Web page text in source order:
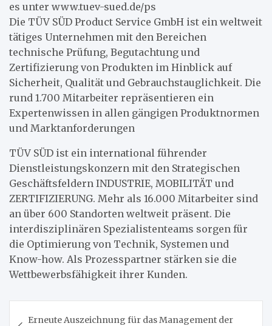
es unter www.tuev-sued.de/ps
Die TÜV SÜD Product Service GmbH ist ein weltweit
tätiges Unternehmen mit den Bereichen
technische Prüfung, Begutachtung und
Zertifizierung von Produkten im Hinblick auf
Sicherheit, Qualität und Gebrauchstauglichkeit. Die
rund 1.700 Mitarbeiter repräsentieren ein
Expertenwissen in allen gängigen Produktnormen
und Marktanforderungen
TÜV SÜD ist ein international führender
Dienstleistungskonzern mit den Strategischen
Geschäftsfeldern INDUSTRIE, MOBILITÄT und
ZERTIFIZIERUNG. Mehr als 16.000 Mitarbeiter sind
an über 600 Standorten weltweit präsent. Die
interdisziplinären Spezialistenteams sorgen für
die Optimierung von Technik, Systemen und
Know-how. Als Prozesspartner stärken sie die
Wettbewerbsfähigkeit ihrer Kunden.
Erneute Auszeichnung für das Management der